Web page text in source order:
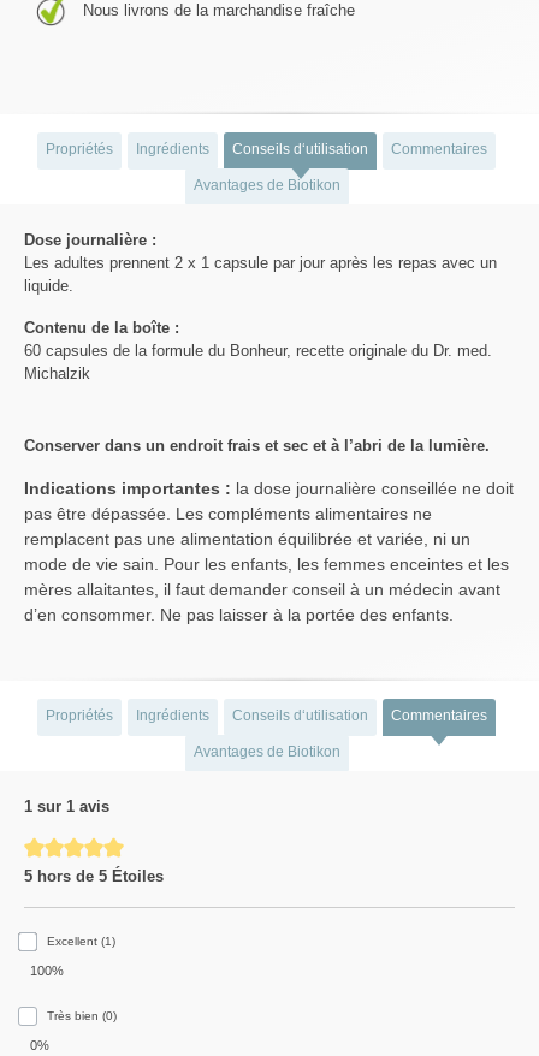
Nous livrons de la marchandise fraîche
Propriétés Ingrédients Conseils d‘utilisation Commentaires
Avantages de Biotikon
Dose journalière :
Les adultes prennent 2 x 1 capsule par jour après les repas avec un
liquide.
Contenu de la boîte :
60 capsules de la formule du Bonheur, recette originale du Dr. med.
Michalzik
Conserver dans un endroit frais et sec et à l’abri de la lumière.
Indications importantes : la dose journalière conseillée ne doit
pas être dépassée. Les compléments alimentaires ne
remplacent pas une alimentation équilibrée et variée, ni un
mode de vie sain. Pour les enfants, les femmes enceintes et les
mères allaitantes, il faut demander conseil à un médecin avant
d’en consommer. Ne pas laisser à la portée des enfants.
Propriétés Ingrédients Conseils d‘utilisation Commentaires
Avantages de Biotikon
1 sur 1 avis
Average rating of 5 out of 5 stars
5 hors de 5 Étoiles
Excellent (1)
100%
Très bien (0)
0%